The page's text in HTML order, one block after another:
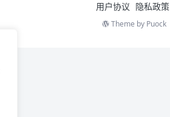
用户协议 隐私政策
Theme by Puock